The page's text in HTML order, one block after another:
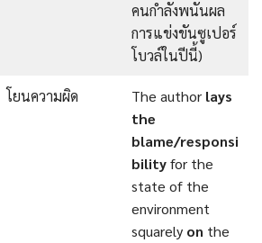
คนกำลังพนันผล
การแข่งขันซูเปอร์
โบวล์ในปีนี้)
โยนความผิด The author lays
the
blame/responsi
bilityfor the
state of the
environment
squarely on the